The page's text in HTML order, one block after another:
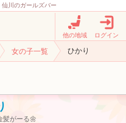
川のガールズバー
他の地域 ログイン
女の子一覧 ひかり
髪がーる🌼